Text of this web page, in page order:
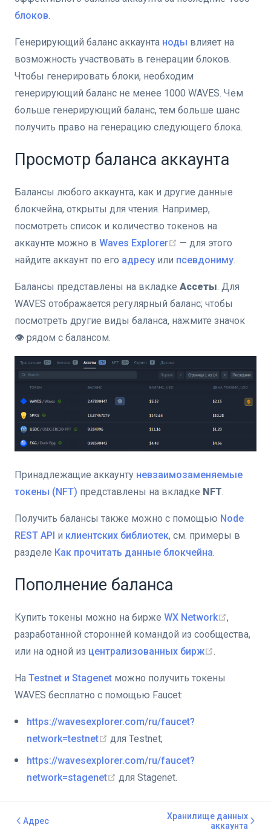
блоков.
Генерирующий баланс аккаунта ноды влияет на
возможность участвовать в генерации блоков.
Чтобы генерировать блоки, необходим
генерирующий баланс не менее 1000 WAVES. Чем
больше генерирующий баланс, тем больше шанс
получить право на генерацию следующего блока.
Просмотр баланса аккаунта
Балансы любого аккаунта, как и другие данные
блокчейна, открыты для чтения. Например,
посмотреть список и количество токенов на
аккаунте можно в Waves Explorer
— для этого
найдите аккаунт по его адресу или псевдониму.
Балансы представлены на вкладке Ассеты. Для
WAVES отображается регулярный баланс; чтобы
посмотреть другие виды баланса, нажмите значок
👁 рядом с балансом.
Принадлежащие аккаунту невзаимозаменяемые
токены (NFT) представлены на вкладке NFT
Получить балансы также можно с помощью Node
REST API и клиентских библиотек, см. примеры в
разделе Как прочитать данные блокчейна
Пополнение баланса
Купить токены можно на бирже WX Network
,
разработанной сторонней командой из сообщества,
или на одной из централизованных бирж
На Testnet и Stagenet можно получить токены
WAVES бесплатно с помощью Faucet:
https://wavesexplorer.com/ru/faucet?
network=testnet
для Testnet;
https://wavesexplorer.com/ru/faucet?
network=stagenet
для Stagenet.
Адрес
Хранилище данных
аккаунта